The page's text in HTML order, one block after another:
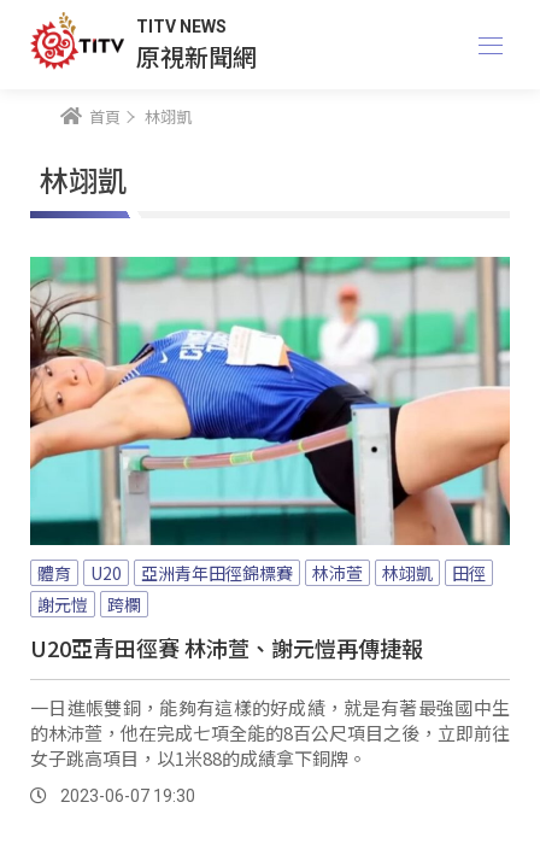
TITV NEWS
原視新聞網
首頁 林翊凱
林翊凱
體育 U20 亞洲青年田徑錦標賽 林沛萱 林翊凱
田徑
謝元愷
跨欄
U20亞青田徑賽 林沛萱、謝元愷再傳捷報
一日進帳雙銅，能夠有這樣的好成績，就是有著最強國中生
的林沛萱，他在完成七項全能的8百公尺項目之後，立即前往
女子跳高項目，以1米88的成績拿下銅牌。
2023-06-07 19:30